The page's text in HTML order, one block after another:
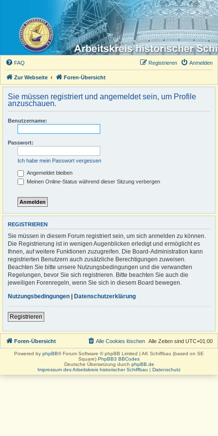
FAQ Anmelden
Registrieren
Zur Webseite Foren-Übersicht
Sie müssen registriert und angemeldet sein, um Profile
anzuschauen.
Benutzername:
Passwort:
Ich habe mein Passwort vergessen
Angemeldet bleiben
Meinen Online-Status während dieser Sitzung verbergen
REGISTRIEREN
Sie müssen in diesem Forum registriert sein, um sich anmelden zu können.
Die Registrierung ist in wenigen Augenblicken erledigt und ermöglicht es
Ihnen, auf weitere Funktionen zuzugreifen. Die Board-Administration kann
registrierten Benutzern auch zusätzliche Berechtigungen zuweisen.
Beachten Sie bitte unsere Nutzungsbedingungen und die verwandten
Regelungen, bevor Sie sich registrieren. Bitte beachten Sie auch die
jeweiligen Forenregeln, wenn Sie sich in diesem Board bewegen.
Nutzungsbedingungen | Datenschutzerklärung
Registrieren
Foren-Übersicht Alle Zeiten sind UTC+01:00
Alle Cookies löschen
Powered by phpBB® Forum Software © phpBB Limited | AK Schiffbau (based on SE
Square) PhpBB3 BBCodes
Deutsche Übersetzung durch phpBB.de
Impressum des Arbeitskreis historischer Schiffbau | Datenschutz